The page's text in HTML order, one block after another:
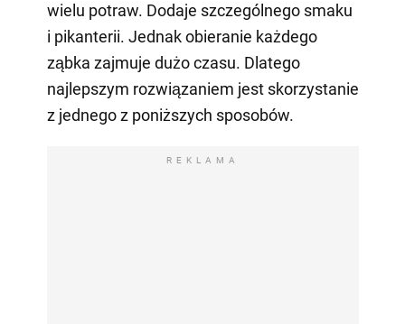
wielu potraw. Dodaje szczególnego smaku
i pikanterii. Jednak obieranie każdego
ząbka zajmuje dużo czasu. Dlatego
najlepszym rozwiązaniem jest skorzystanie
z jednego z poniższych sposobów.
REKLAMA